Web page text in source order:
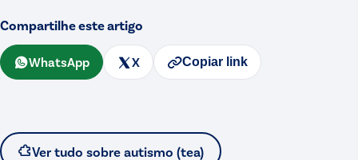
Compartilhe este artigo
WhatsApp X Copiar link
Ver tudo sobre autismo (tea)